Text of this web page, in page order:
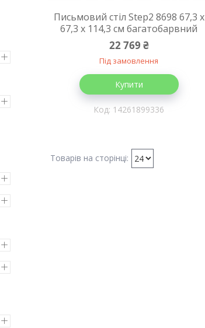
Письмовий стіл Step2 8698 67,3 x
67,3 x 114,3 см багатобарвний
22 769 ₴
Під замовлення
Купити
14261899336